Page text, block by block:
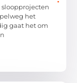
het
gaat het om